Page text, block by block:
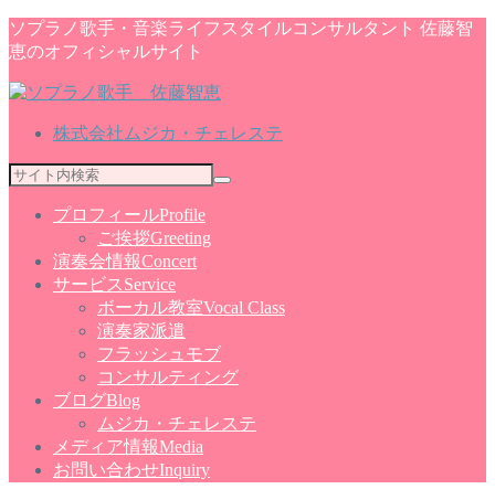
ソプラノ歌手・音楽ライフスタイルコンサルタント 佐藤智
恵のオフィシャルサイト
株式会社ムジカ・チェレステ
プロフィールProfile
ご挨拶Greeting
演奏会情報Concert
サービス Service
ボーカル教室Vocal Class
演奏家派遣
フラッシュモブ
コンサルティング
ブログBlog
ムジカ・チェレステ
メディア情報Media
お問い合わせInquiry